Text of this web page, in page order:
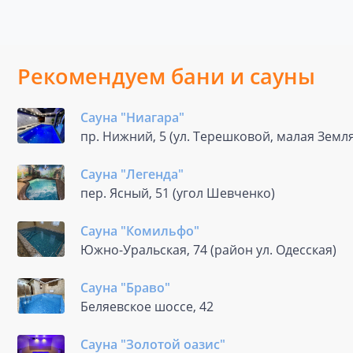
Рекомендуем бани и сауны
Сауна "Ниагара"
пр. Нижний, 5 (ул. Терешковой, малая
Сауна "Легенда"
пер. Ясный, 51 (угол Шевченко)
Сауна "Комильфо"
Южно-Уральская, 74 (район ул. Одесская)
Сауна "Браво"
Беляевское шоссе, 42
Сауна "Золотой оазис"